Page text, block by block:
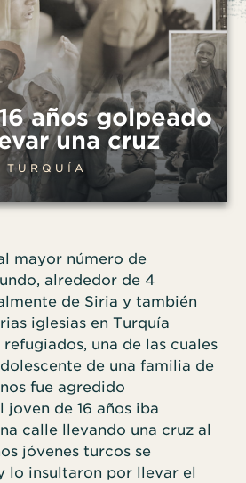
años golpeado
una cruz
TURQUÍA
mayor número de
alrededor de 4
de Siria y también
iglesias en Turquía
una de las cuales
de una familia de
fue agredido
joven de 16 años iba
calle llevando una cruz al
jóvenes turcos se
lo insultaron por llevar el